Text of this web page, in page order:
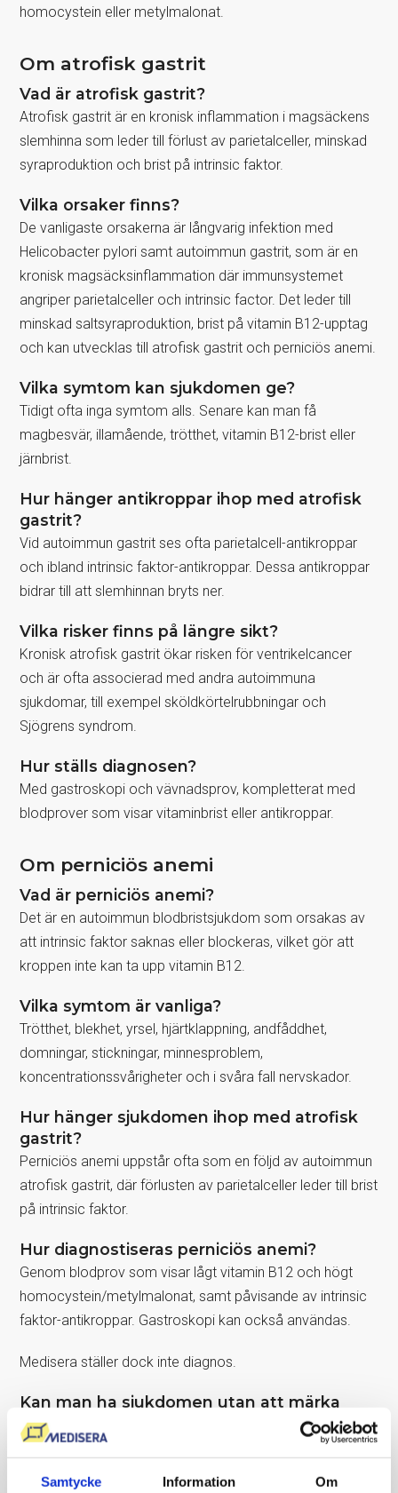
Samtycke Information Om
homocystein eller metylmalonat.
Om atrofisk gastrit
Vad är atrofisk gastrit?
Atrofisk gastrit är en kronisk inflammation i magsäckens
slemhinna som leder till förlust av parietalceller, minskad
syraproduktion och brist på intrinsic faktor.
Vilka orsaker finns?
De vanligaste orsakerna är långvarig infektion med
Helicobacter pylori samt autoimmun gastrit, som är en
kronisk magsäcksinflammation där immunsystemet
angriper parietalceller och intrinsic factor. Det leder till
minskad saltsyraproduktion, brist på vitamin B12-upptag
och kan utvecklas till atrofisk gastrit och perniciös anemi.
Vilka symtom kan sjukdomen ge?
Tidigt ofta inga symtom alls. Senare kan man få
magbesvär, illamående, trötthet, vitamin B12-brist eller
järnbrist.
Hur hänger antikroppar ihop med atrofisk
gastrit?
Vid autoimmun gastrit ses ofta parietalcell-antikroppar
och ibland intrinsic faktor-antikroppar. Dessa antikroppar
bidrar till att slemhinnan bryts ner.
Vilka risker finns på längre sikt?
Kronisk atrofisk gastrit ökar risken för ventrikelcancer
och är ofta associerad med andra autoimmuna
sjukdomar, till exempel sköldkörtelrubbningar och
Sjögrens syndrom.
Hur ställs diagnosen?
Med gastroskopi och vävnadsprov, kompletterat med
blodprover som visar vitaminbrist eller antikroppar.
Om perniciös anemi
Vad är perniciös anemi?
Det är en autoimmun blodbristsjukdom som orsakas av
att intrinsic faktor saknas eller blockeras, vilket gör att
kroppen inte kan ta upp vitamin B12.
Vilka symtom är vanliga?
Trötthet, blekhet, yrsel, hjärtklappning, andfåddhet,
domningar, stickningar, minnesproblem,
koncentrationssvårigheter och i svåra fall nervskador.
Hur hänger sjukdomen ihop med atrofisk
gastrit?
Perniciös anemi uppstår ofta som en följd av autoimmun
atrofisk gastrit, där förlusten av parietalceller leder till brist
på intrinsic faktor.
Hur diagnostiseras perniciös anemi?
Genom blodprov som visar lågt vitamin B12 och högt
homocystein/metylmalonat, samt påvisande av intrinsic
faktor-antikroppar. Gastroskopi kan också användas.
Medisera ställer dock inte diagnos.
Kan man ha sjukdomen utan att märka
det?
Ja, symtomen kan vara diffusa och utvecklas gradvis.
Hur behandlas perniciös anemi?